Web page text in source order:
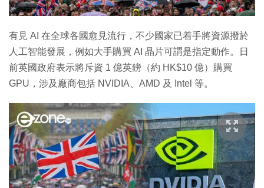
有見 AI 在全球各國愈見流行，不少國家已着手將資源撥於
人工智能發展，例如大手購買 AI 晶片可謂是指定動作。日
前英國政府表示將斥資 1 億英鎊（約 HK$10 億）購買
GPU，涉及廠商包括 NVIDIA、AMD 及 Intel 等。